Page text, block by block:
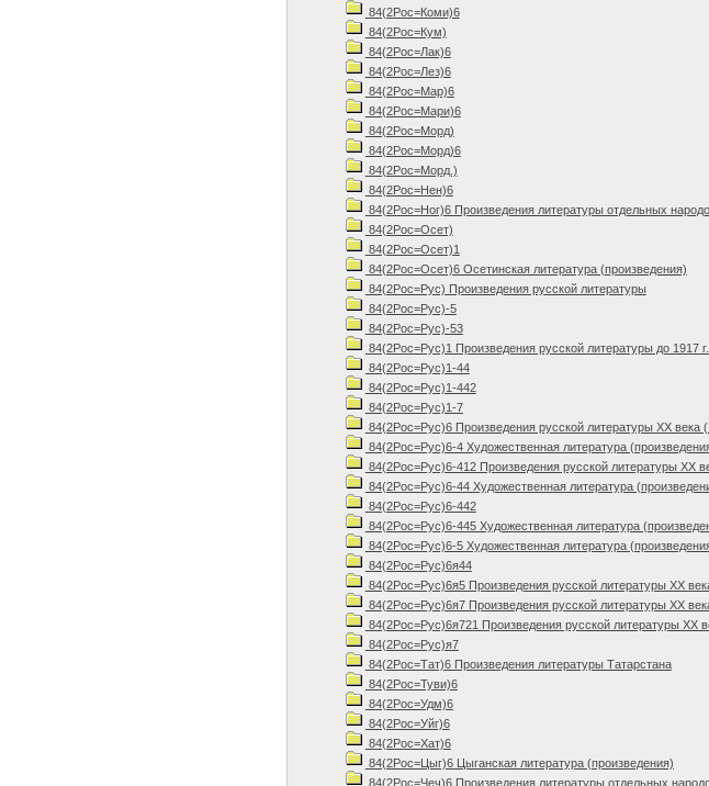
84(2Рос=Коми)6
84(2Рос=Кум)
84(2Рос=Лак)6
84(2Рос=Лез)6
84(2Рос=Мар)6
84(2Рос=Мари)6
84(2Рос=Морд)
84(2Рос=Морд)6
84(2Рос=Морд.)
84(2Рос=Нен)6
84(2Рос=Ног)6 Произведения литературы отдельных
84(2Рос=Осет)
84(2Рос=Осет)1
84(2Рос=Осет)6 Осетинская литература (произведения)
84(2Рос=Рус) Произведения русской литературы
84(2Рос=Рус)-5
84(2Рос=Рус)-53
84(2Рос=Рус)1 Произведения русской литературы до 1917 г.
84(2Рос=Рус)1-44
84(2Рос=Рус)1-442
84(2Рос=Рус)1-7
84(2Рос=Рус)6 Произведения русской литературы XX века
84(2Рос=Рус)6-4 Художественная литература
84(2Рос=Рус)6-412 Произведения русской литературы XX
84(2Рос=Рус)6-44 Художественная литература
84(2Рос=Рус)6-442
84(2Рос=Рус)6-445 Художественная литература
84(2Рос=Рус)6-5 Художественная литература
84(2Рос=Рус)6я44
84(2Рос=Рус)6я5 Произведения русской литературы XX
84(2Рос=Рус)6я7 Произведения русской литературы XX
84(2Рос=Рус)6я721 Произведения русской литературы XX
84(2Рос=Рус)я7
84(2Рос=Тат)6 Произведения литературы Татарстана
84(2Рос=Туви)6
84(2Рос=Удм)6
84(2Рос=Уйг)6
84(2Рос=Хат)6
84(2Рос=Цыг)6 Цыганская литература (произведения)
84(2Рос=Чеч)6 Произведения литературы отдельных